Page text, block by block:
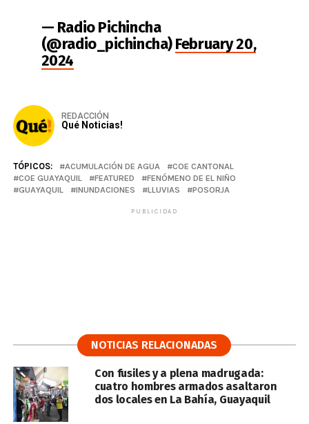
— Radio Pichincha
(@radio_pichincha)February 20,
2024
REDACCIÓN
Qué Noticias!
TÓPICOS: ACUMULACIÓN DE AGUA
COE CANTONAL
COE GUAYAQUIL
FEATURED
FENÓMENO DE EL NIÑO
GUAYAQUIL
INUNDACIONES LLUVIAS POSORJA
PUBLICIDAD
NOTICIAS RELACIONADAS
Con fusiles y a plena madrugada:
cuatro hombres armados asaltaron
dos locales en La Bahía, Guayaquil